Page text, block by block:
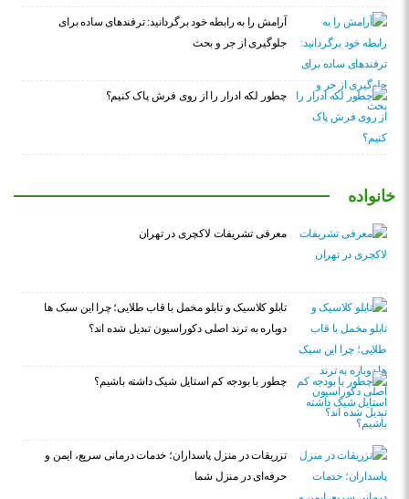
آرامش را به رابطه خود برگردانید: ترفندهای ساده برای
جلوگیری از جر و بحث
چطور لکه ادرار را از روی فرش پاک کنیم؟
خانواده
معرفی تشریفات لاکچری در تهران
تابلو کلاسیک و تابلو مخمل با قاب طلایی؛ چرا این سبک ها
دوباره به ترند اصلی دکوراسیون تبدیل شده اند؟
چطور با بودجه کم استایل شیک داشته باشیم؟
تزریقات در منزل پاسداران؛ خدمات درمانی سریع، ایمن و
حرفه‌ای در منزل شما